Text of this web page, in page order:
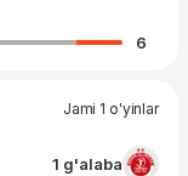
6
Jami 1 o'yinlar
1 g'alaba